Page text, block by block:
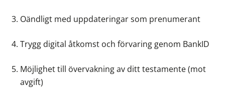
Oändligt med uppdateringar som prenumerant
Trygg digital åtkomst och förvaring genom BankID
Möjlighet till övervakning av ditt testamente (mot
avgift)